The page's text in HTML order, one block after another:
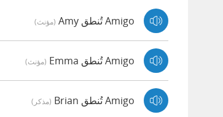
Amigo تُنطق Amy (مؤنث)
Amigo تُنطق Emma (مؤنث)
Amigo تُنطق Brian (مذكر)